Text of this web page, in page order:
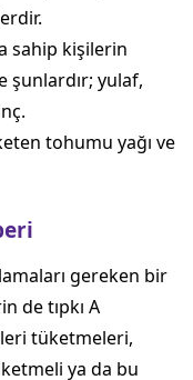
sahip kişilerin
şunlardır; yulaf,
tohumu yağı ve
gereken bir
de tıpkı A
tüketmeleri,
ya da bu